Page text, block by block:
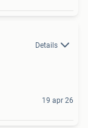
Details
19 apr 26